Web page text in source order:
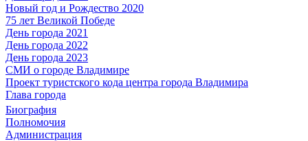
Новый год и Рождество 2020
75 лет Великой Победе
День города 2021
День города 2022
День города 2023
СМИ о городе Владимире
Проект туристского кода центра города Владимира
Глава города
Биография
Полномочия
Администрация